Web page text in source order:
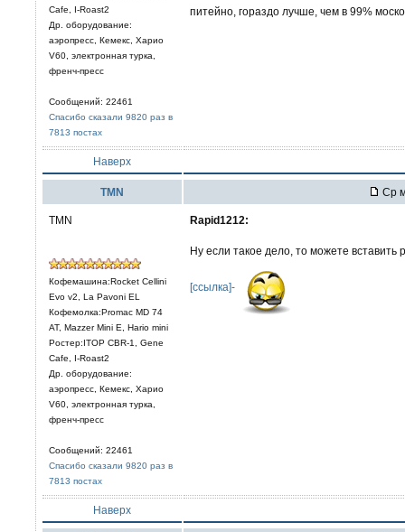
Cafe, I-Roast2
Др. оборудование:
аэропресс, Кемекс, Харио
V60, электронная турка,
френч-пресс
Сообщений: 22461
Спасибо сказали 9820 раз в
7813 постах
питейно, гораздо лучше, чем в 99%
Наверх
TMN Ср
TMN
Кофемашина:Rocket Cellini
Evo v2, La Pavoni EL
Кофемолка:Promac MD 74
AT, Mazzer Mini E, Hario mini
Ростер:ITOP CBR-1, Gene
Cafe, I-Roast2
Др. оборудование:
аэропресс, Кемекс, Харио
V60, электронная турка,
френч-пресс
Сообщений: 22461
Спасибо сказали 9820 раз в
7813 постах
Rapid1212:
Ну если такое дело, то можете вставить
[ссылка]-
Наверх